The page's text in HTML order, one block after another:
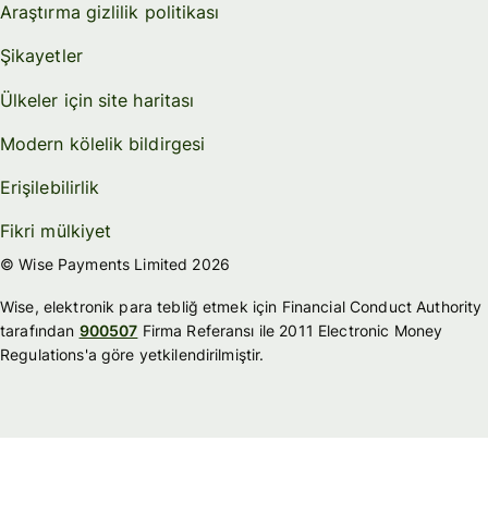
Araştırma gizlilik politikası
Şikayetler
Ülkeler için site haritası
Modern kölelik bildirgesi
Erişilebilirlik
Fikri mülkiyet
© Wise Payments Limited 2026
Wise, elektronik para tebliğ etmek için Financial Conduct Authority
tarafından 900507 Firma Referansı ile 2011 Electronic Money
Regulations'a göre yetkilendirilmiştir.